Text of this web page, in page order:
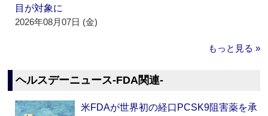
目が対象に
2026年08月07日 (金)
もっと見る »
ヘルスデーニュース‐FDA関連‐
米FDAが世界初の経口PCSK9阻害薬を承